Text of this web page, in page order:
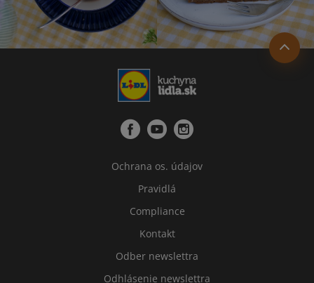
Ochrana os. údajov
Pravidlá
Compliance
Kontakt
Odber newslettra
Odhlásenie newslettra